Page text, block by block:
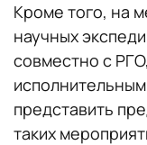
Кроме того, на
научных
совместно с
представить
таких